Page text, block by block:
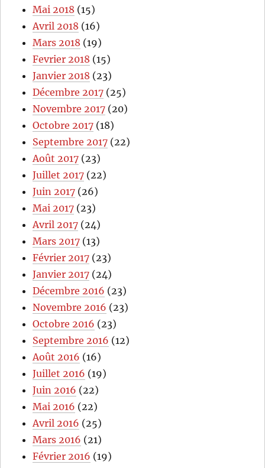
Mai 2018 (15)
Avril 2018 (16)
Mars 2018 (19)
Fevrier 2018 (15)
Janvier 2018 (23)
Décembre 2017 (25)
Novembre 2017 (20)
Octobre 2017 (18)
Septembre 2017 (22)
Août 2017 (23)
Juillet 2017 (22)
Juin 2017 (26)
Mai 2017 (23)
Avril 2017 (24)
Mars 2017 (13)
Février 2017 (23)
Janvier 2017 (24)
Décembre 2016 (23)
Novembre 2016 (23)
Octobre 2016 (23)
Septembre 2016 (12)
Août 2016 (16)
Juillet 2016 (19)
Juin 2016 (22)
Mai 2016 (22)
Avril 2016 (25)
Mars 2016 (21)
Février 2016 (19)